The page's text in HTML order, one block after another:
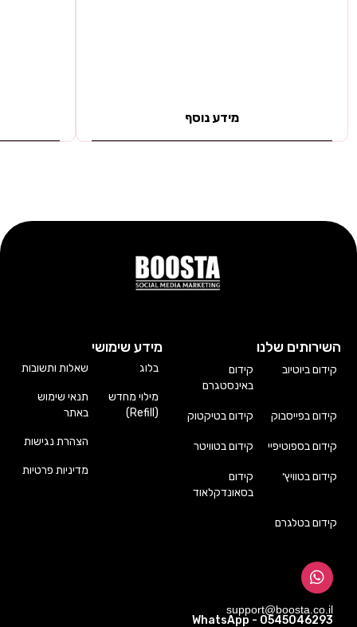
מידע נוסף
השירותים שלנו
קידום ביוטיוב
קידום
באינסטגרם
קידום בפייסבוק קידום בטיקטוק
קידום בספוטיפיי קידום בטוויטר
קידום בטוויץ׳
קידום
בסאונדקלאוד
קידום בטלגרם
מידע שימושי
בלוג
מילוי מחדש
(Refill)
שאלות ותשובות
תנאי שימוש
באתר
הצהרת נגישות
מדיניות פרטיות
support@boosta.co.il
WhatsApp - 0545046293